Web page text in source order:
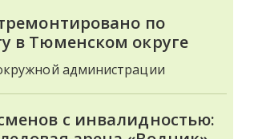
по
в Тюменском округе
администрации
с инвалидностью: